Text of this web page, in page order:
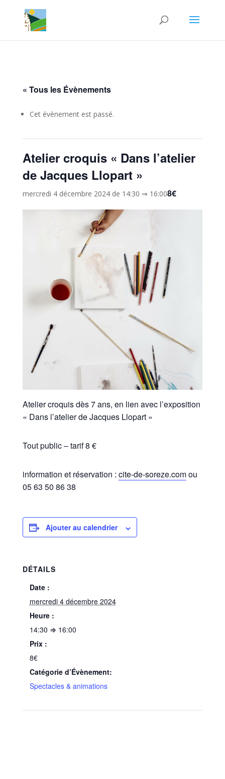
« Tous les Évènements
Cet évènement est passé.
Atelier croquis « Dans l’atelier
de Jacques Llopart »
mercredi 4 décembre 2024 de 14:30 ⇒ 16:008€
Atelier croquis dès 7 ans, en lien avec l’exposition
« Dans l’atelier de Jacques Llopart »
Tout public – tarif 8 €
information et réservation : cite-de-soreze.comou
05 63 50 86 38
Ajouter au calendrier
DÉTAILS
Date :
mercredi 4 décembre 2024
Heure :
14:30 ⇒ 16:00
Prix :
8€
Catégorie d’Évènement:
Spectacles & animations